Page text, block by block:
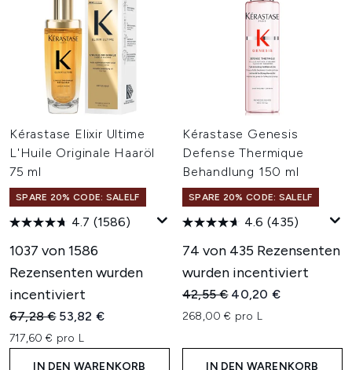
Kérastase Elixir Ultime
L'Huile Originale Haaröl
75 ml
SPARE 20% CODE: SALELF
4.7 (1586)
1037 von 1586
Rezensenten wurden
incentiviert
Unverbindliche Preisempfehlung:
67,28 € Aktueller Preis:
53,82 €
717,60 € pro L
IN DEN WARENKORB
Kérastase Genesis
Defense Thermique
Behandlung 150 ml
SPARE 20% CODE: SALELF
4.6 (435)
74 von 435 Rezensenten
wurden incentiviert
Unverbindliche
42,55 € Aktueller Preis:
40,20 €
268,00 € pro L
IN DEN WARENKORB